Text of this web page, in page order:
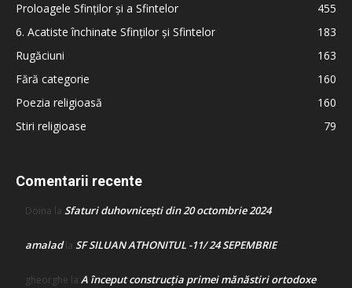
Proloagele Sfinților și a Sfintelor
455
6. Acatiste închinate Sfinților și Sfintelor
183
Rugăciuni
163
Fără categorie
160
Poezia religioasă
160
Stiri religioase
79
Comentarii recente
Doina la Sfaturi duhovnicești din 20 octombrie 2024
amaladla SF SILUAN ATHONITUL -11/ 24 SEPEMBRIE
gheorghe la A început construcţia primei mănăstiri ortodoxe